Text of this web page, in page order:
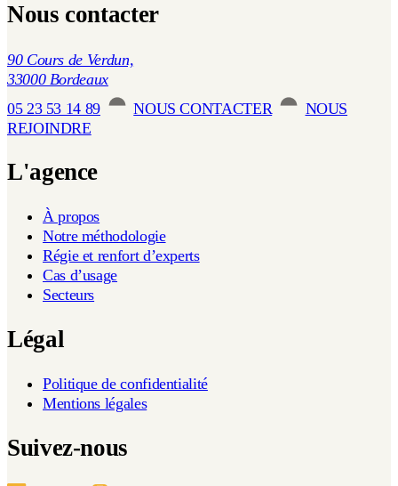
Nous contacter
90 Cours de Verdun,
33000 Bordeaux
05 23 53 14 89
NOUS CONTACTER
NOUS
REJOINDRE
L'agence
À propos
Notre méthodologie
Régie et renfort d’experts
Cas d’usage
Secteurs
Légal
Politique de confidentialité
Mentions légales
Suivez-nous